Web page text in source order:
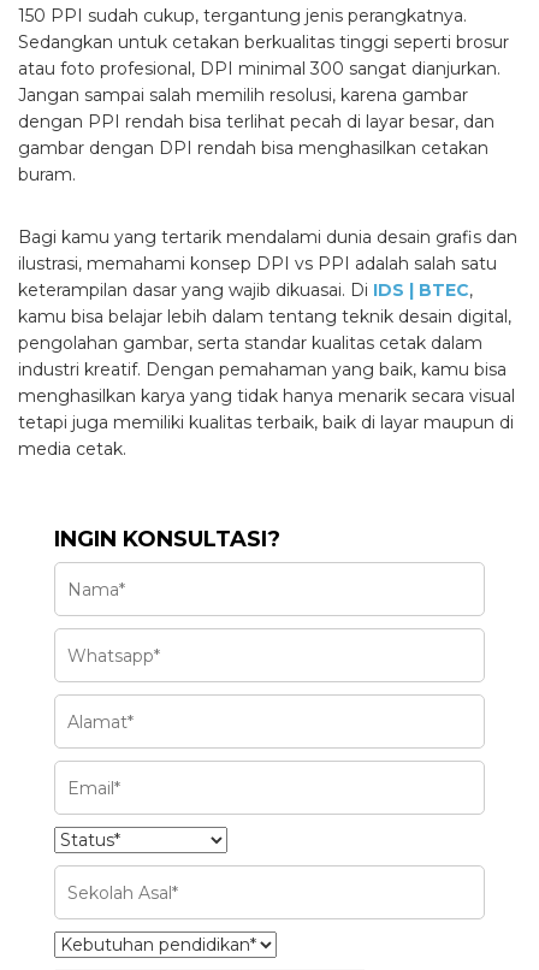
150 PPI sudah cukup, tergantung jenis perangkatnya.
Sedangkan untuk cetakan berkualitas tinggi seperti brosur
atau foto profesional, DPI minimal 300 sangat dianjurkan.
Jangan sampai salah memilih resolusi, karena gambar
dengan PPI rendah bisa terlihat pecah di layar besar, dan
gambar dengan DPI rendah bisa menghasilkan cetakan
buram.
Bagi kamu yang tertarik mendalami dunia desain grafis dan
ilustrasi, memahami konsep DPI vs PPI adalah salah satu
keterampilan dasar yang wajib dikuasai. Di IDS | BTEC,
kamu bisa belajar lebih dalam tentang teknik desain digital,
pengolahan gambar, serta standar kualitas cetak dalam
industri kreatif. Dengan pemahaman yang baik, kamu bisa
menghasilkan karya yang tidak hanya menarik secara visual
tetapi juga memiliki kualitas terbaik, baik di layar maupun di
media cetak.
INGIN KONSULTASI?